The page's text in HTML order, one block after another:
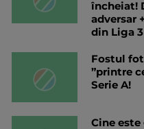
încheiat!
adversar
din Liga
Fostul
”printre
Serie A!
Cine